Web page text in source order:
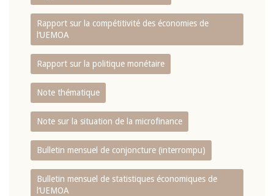
Rapport sur la compétitivité des économies de
l‘UEMOA
Rapport sur la politique monétaire
Note thématique
Note sur la situation de la microfinance
Bulletin mensuel de conjoncture (interrompu)
Bulletin mensuel de statistiques économiques de
l‘UEMOA